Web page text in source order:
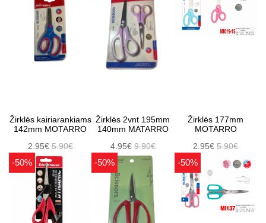
Žirklės kairiarankiams
142mm MOTARRO
2.95€5.90€
Žirklės 2vnt 195mm
140mm MATARRO
4.95€ 9.90€
Žirklės 177mm
MOTARRO
2.95€5.90€
-50% -50% -50%